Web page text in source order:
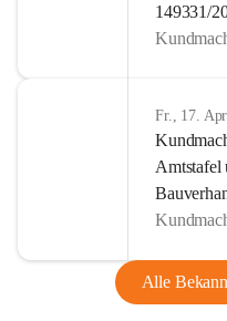
149331/
Fr., 17.
Amtstafel
Alle